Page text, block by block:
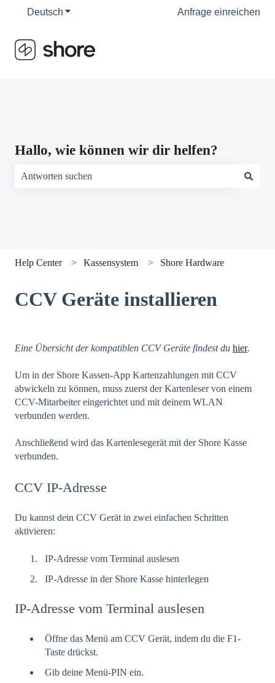
Deutsch Untermenü für Übersetzungen anzeigen
Anfrage einreichen
Hallo, wie können wir dir helfen?
Help Center Kassensystem Shore Hardware
CCV Geräte installieren
Eine Übersicht der kompatiblen CCV Geräte findest du hier.
Um in der Shore Kassen-App Kartenzahlungen mit CCV
abwickeln zu können, muss zuerst der Kartenleser von einem
CCV-Mitarbeiter eingerichtet und mit deinem WLAN
verbunden werden.
Anschließend wird das Kartenlesegerät mit der Shore Kasse
verbunden.
CCV IP-Adresse
Du kannst dein CCV Gerät in zwei einfachen Schritten
aktivieren:
IP-Adresse vom Terminal auslesen
IP-Adresse in der Shore Kasse hinterlegen
IP-Adresse vom Terminal auslesen
Öffne das Menü am CCV Gerät, indem du die F1-
Taste drückst.
Gib deine Menü-PIN ein.